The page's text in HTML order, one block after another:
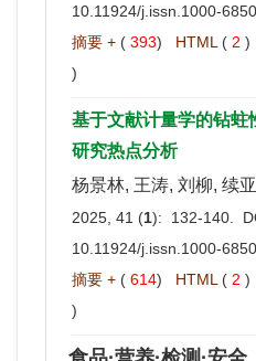
10.11924/j.issn.1000-
摘要 + ( 393) HTML ( 2 )
)
基于文献计量学的钻蛀
研究热点分析
杨景林, 王涛, 刘柳, 续
2025, 41 (1): 132-140.
10.11924/j.issn.1000-
摘要 + ( 614) HTML ( 2 )
)